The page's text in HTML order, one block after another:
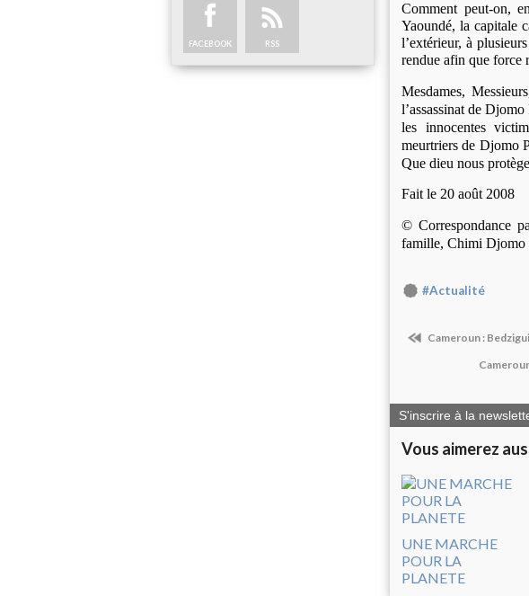
FACEBOOK RSS
Comment peut-on,
Yaoundé, la capitale
l’extérieur, à
rendue afin que force
Mesdames,
l’assassinat de
les innocentes
meurtriers de Djomo
Que dieu nous
Fait le 20 août 2008
© Correspondance
famille, Chimi Djomo
#Actualité
Cameroun :
S'inscrire à la
Vous aimerez
UNE MARCHE
POUR LA
PLANETE